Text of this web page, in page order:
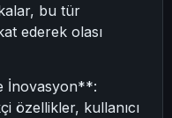
bu tür
ederek olası
İnovasyon**:
özellikler, kullanıcı